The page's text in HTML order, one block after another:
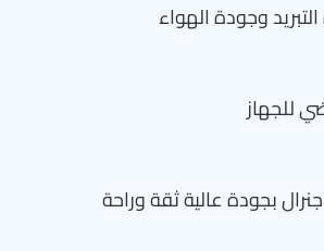
وجودة الهواء
للجهاز
بجودة عالية ثقة وراحة